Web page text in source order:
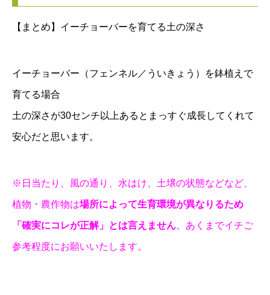
【まとめ】イーチョーバーを育てる土の深さ
イーチョーバー（フェンネル／ういきょう）を鉢植えで
育てる場合
土の深さが30センチ以上あるとまっすぐ成長してくれて
安心だと思います。
※日当たり、風の通り、水はけ、土壌の状態などなど、
植物・農作物は場所によって生育環境が異なりるため
「確実にコレが正解」とは言えません。あくまでイチご
参考程度にお願いいたします。